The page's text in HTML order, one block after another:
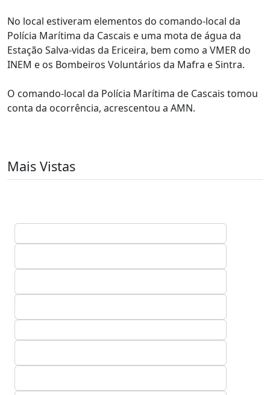
No local estiveram elementos do comando-local da
Polícia Marítima da Cascais e uma mota de água da
Estação Salva-vidas da Ericeira, bem como a VMER do
INEM e os Bombeiros Voluntários da Mafra e Sintra.
O comando-local da Polícia Marítima de Cascais tomou
conta da ocorrência, acrescentou a AMN.
Mais Vistas